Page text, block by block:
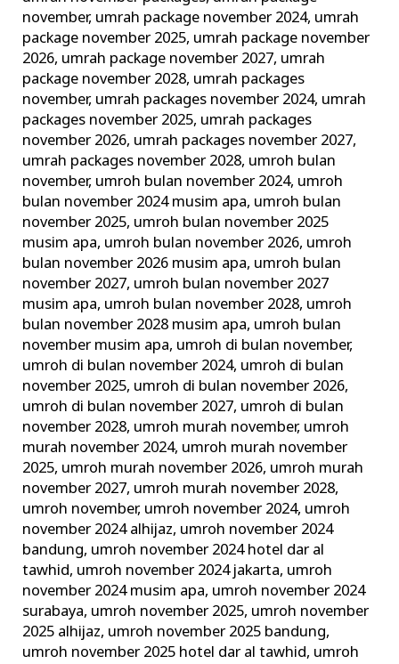
november, umrah package november 2024, umrah
package november 2025, umrah package november
2026, umrah package november 2027, umrah
package november 2028, umrah packages
november, umrah packages november 2024, umrah
packages november 2025, umrah packages
november 2026, umrah packages november 2027,
umrah packages november 2028, umroh bulan
november, umroh bulan november 2024, umroh
bulan november 2024 musim apa, umroh bulan
november 2025, umroh bulan november 2025
musim apa, umroh bulan november 2026, umroh
bulan november 2026 musim apa, umroh bulan
november 2027, umroh bulan november 2027
musim apa, umroh bulan november 2028, umroh
bulan november 2028 musim apa, umroh bulan
november musim apa, umroh di bulan november,
umroh di bulan november 2024, umroh di bulan
november 2025, umroh di bulan november 2026,
umroh di bulan november 2027, umroh di bulan
november 2028, umroh murah november, umroh
murah november 2024, umroh murah november
2025, umroh murah november 2026, umroh murah
november 2027, umroh murah november 2028,
umroh november, umroh november 2024, umroh
november 2024 alhijaz, umroh november 2024
bandung, umroh november 2024 hotel dar al
tawhid, umroh november 2024 jakarta, umroh
november 2024 musim apa, umroh november 2024
surabaya, umroh november 2025, umroh november
2025 alhijaz, umroh november 2025 bandung,
umroh november 2025 hotel dar al tawhid, umroh